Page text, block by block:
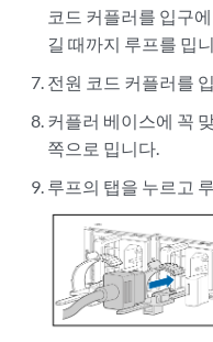
코드 커플러를 입구
길 때까지 루프를 밉
전원 코드 커플러를
커플러 베이스에 꼭
쪽으로 밉니다.
루프의 탭을 누르고